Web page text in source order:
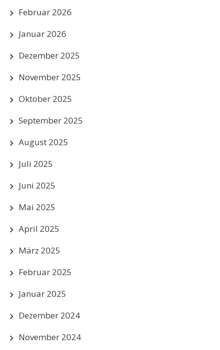
Februar 2026
Januar 2026
Dezember 2025
November 2025
Oktober 2025
September 2025
August 2025
Juli 2025
Juni 2025
Mai 2025
April 2025
März 2025
Februar 2025
Januar 2025
Dezember 2024
November 2024